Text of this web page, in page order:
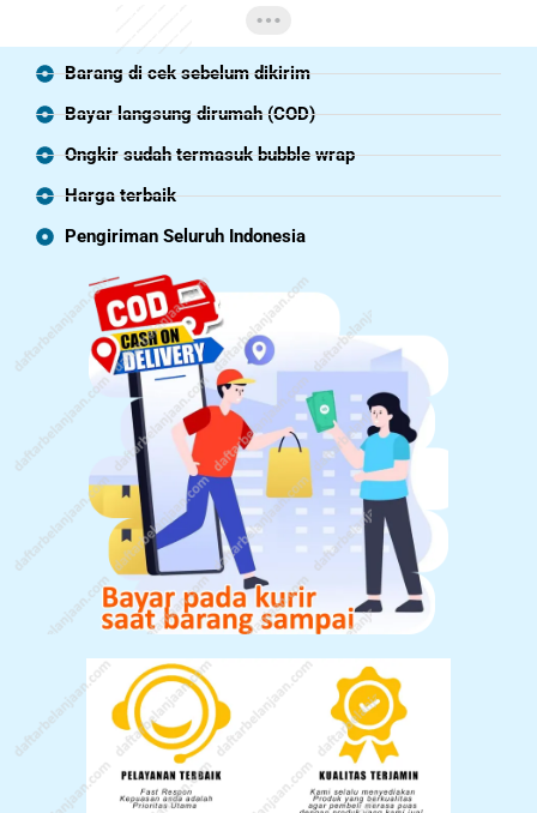
Barang di cek sebelum dikirim
Bayar langsung dirumah (COD)
Ongkir sudah termasuk bubble wrap
Harga terbaik
Pengiriman Seluruh Indonesia